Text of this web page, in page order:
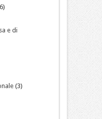
e di
(3)